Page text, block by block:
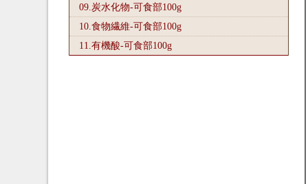
09.炭水化物-可食部100g
10.食物繊維-可食部100g
11.有機酸-可食部100g